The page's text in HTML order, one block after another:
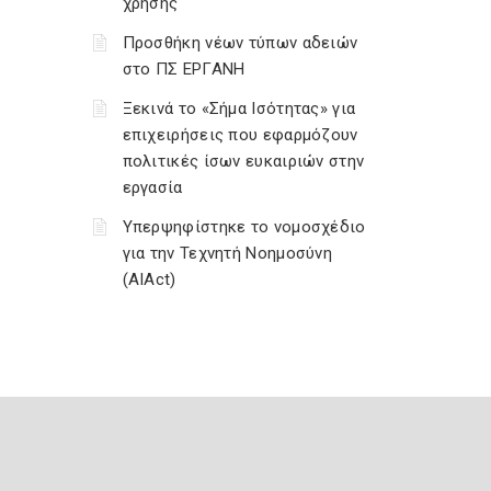
Προσθήκη νέων τύπων αδειών
στο ΠΣ ΕΡΓΑΝΗ
Ξεκινά το «Σήμα Ισότητας» για
επιχειρήσεις που εφαρμόζουν
πολιτικές ίσων ευκαιριών στην
εργασία
Υπερψηφίστηκε το νομοσχέδιο
για την Τεχνητή Νοημοσύνη
(AIAct)